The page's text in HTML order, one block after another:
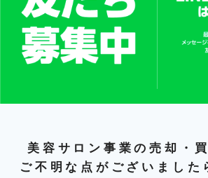
美容サロン事業の売却・
ご不明な点がございました